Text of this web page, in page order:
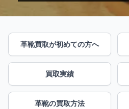
革靴買取が初めての方へ
買取実績
革靴の買取方法